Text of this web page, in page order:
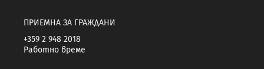
ПРИЕМНА ЗА ГРАЖДАНИ
+359 2 948 2018
Работно време